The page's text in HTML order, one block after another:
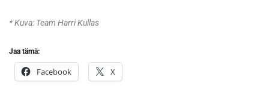
* Kuva: Team Harri Kullas
Jaa tämä:
Facebook X